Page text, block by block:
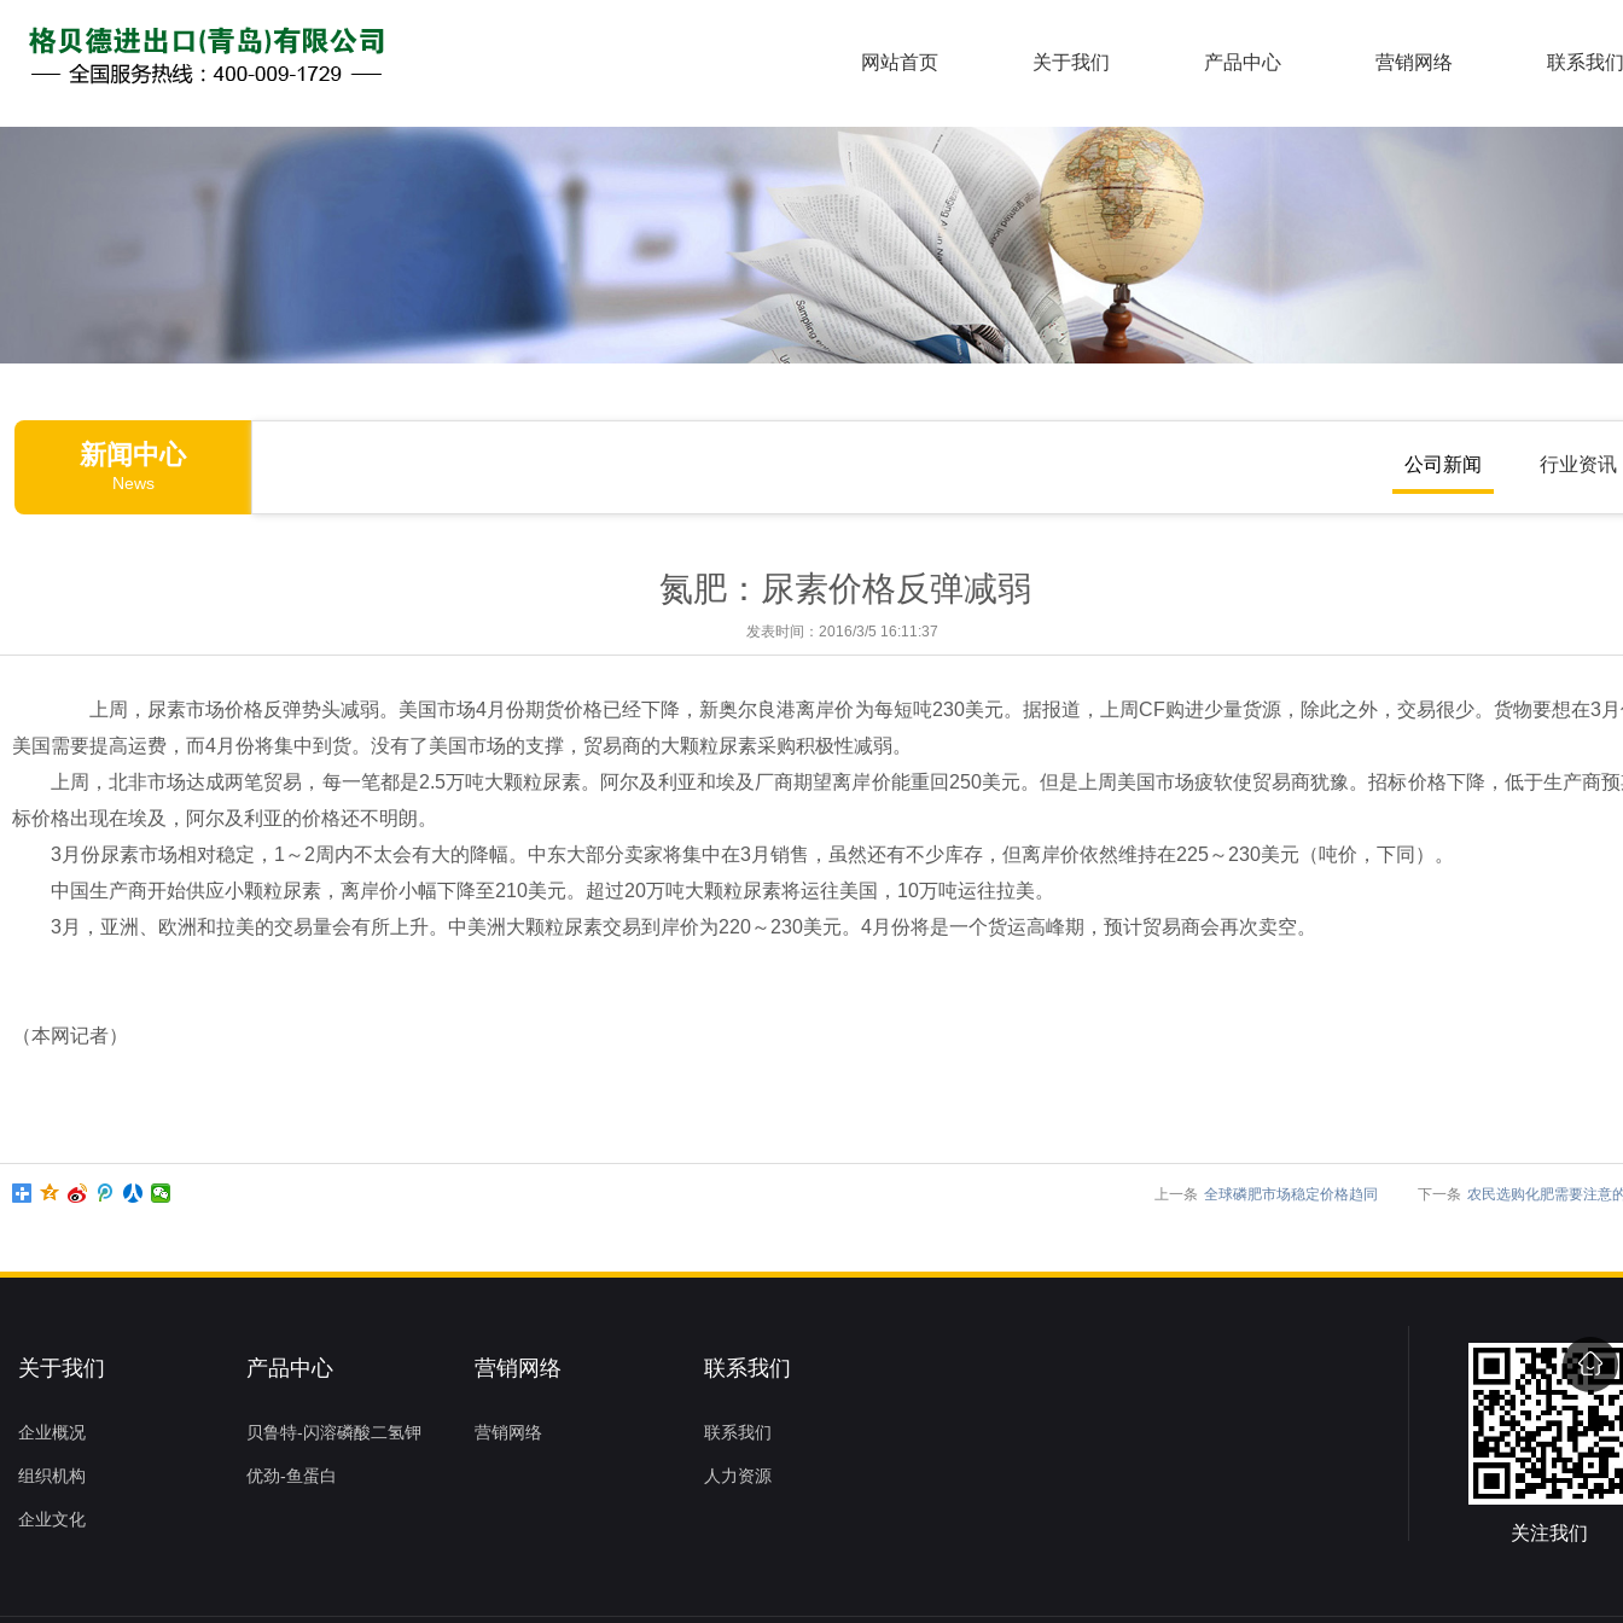
网站首页 关于我们
企业概况
组织机构
企业文化
产品中心
有机肥
营销网络 联系我们
新闻中心
News
公司新闻 行业资讯
氮肥：尿素价格反弹减弱
发表时间：2016/3/5 16:11:37
上周，尿素市场价格反弹势头减弱。美国市场4月份期货价格已经下降，新奥尔良港离岸价为每短吨230美元。据报道，上周CF购进少量货源，除此之外，交易很少。货物要想在3
美国需要提高运费，而4月份将集中到货。没有了美国市场的支撑，贸易商的大颗粒尿素采购积极性减弱。
上周，北非市场达成两笔贸易，每一笔都是2.5万吨大颗粒尿素。阿尔及利亚和埃及厂商期望离岸价能重回250美元。但是上周美国市场疲软使贸易商犹豫。招标价格下降，低于生产商
标价格出现在埃及，阿尔及利亚的价格还不明朗。
3月份尿素市场相对稳定，1～2周内不太会有大的降幅。中东大部分卖家将集中在3月销售，虽然还有不少库存，但离岸价依然维持在225～230美元（吨价，下同）。
中国生产商开始供应小颗粒尿素，离岸价小幅下降至210美元。超过20万吨大颗粒尿素将运往美国，10万吨运往拉美。
3月，亚洲、欧洲和拉美的交易量会有所上升。中美洲大颗粒尿素交易到岸价为220～230美元。4月份将是一个货运高峰期，预计贸易商会再次卖空。
（本网记者）
上一条 全球磷肥市场稳定价格趋同 下一条 农民选购化肥需要注意
关于我们
企业概况
组织机构
企业文化
产品中心
贝鲁特-闪溶磷酸二氢钾
优劲-鱼蛋白
营销网络
营销网络
联系我们
联系我们
人力资源
关注我们